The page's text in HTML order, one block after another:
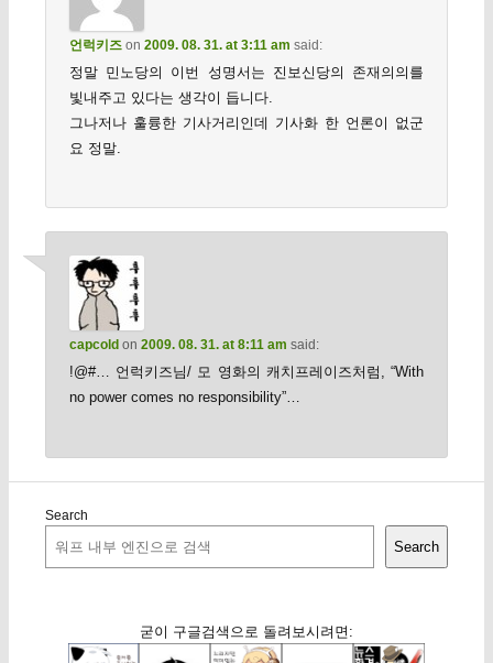
언럭키즈on 2009. 08. 31. at 3:11 am said:
정말 민노당의 이번 성명서는 진보신당의 존재의의를
빛내주고 있다는 생각이 듭니다.
그나저나 훌륭한 기사거리인데 기사화 한 언론이 없군
요 정말.
capcold on 2009. 08. 31. at 8:11 am said:
!@#… 언럭키즈님/ 모 영화의 캐치프레이즈처럼, “With
no power comes no responsibility”…
Search
Search
굳이 구글검색으로 돌려보시려면: